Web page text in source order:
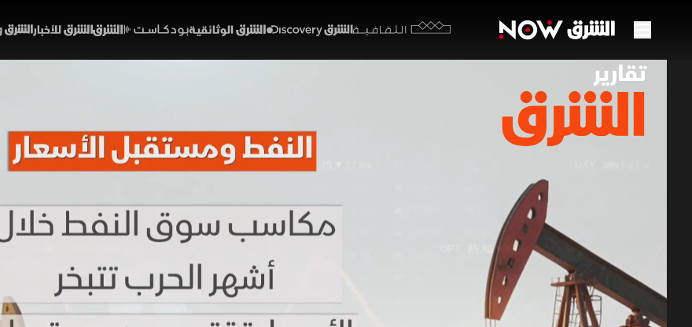
الثقافية
مستويات ما قبل الأزمة
02:17 أخبار
تبخرت مكاسب النفط التي تحققت خلال أشهر الصراع مع عودة الإمدادات
خام برنت من
للأسعار، وسط تحول تركيز الأسواق من المخاطر الجيوسياسية إلى أساسيات
ومسار الاقتصاد العالمي والطلب الصيني.
برامج الشرق الإخبارية (ملحق) أسعار النفط تقارير الشرق